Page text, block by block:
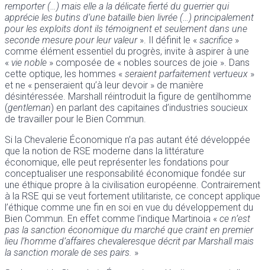
remporter (…) mais elle a la délicate fierté du guerrier qui
apprécie les butins d’une bataille bien livrée (…) principalement
pour les exploits dont ils témoignent et seulement dans une
seconde mesure pour leur valeur». Il définit le « sacrifice »
comme élément essentiel du progrès, invite à aspirer à une
« vie noble » composée de « nobles sources de joie ». Dans
cette optique, les hommes « seraient parfaitement vertueux »
et ne « penseraient qu’à leur devoir » de manière
désintéressée. Marshall réintroduit la figure de gentilhomme
(gentleman) en parlant des capitaines d’industries soucieux
de travailler pour le Bien Commun.
Si la Chevalerie Économique n’a pas autant été développée
que la notion de RSE moderne dans la littérature
économique, elle peut représenter les fondations pour
conceptualiser une responsabilité économique fondée sur
une éthique propre à la civilisation européenne. Contrairement
à la RSE qui se veut fortement utilitariste, ce concept applique
l’éthique comme une fin en soi en vue du développement du
Bien Commun. En effet comme l’indique Martinoia « ce n’est
pas la sanction économique du marché que craint en premier
lieu l’homme d’affaires chevaleresque décrit par Marshall mais
la sanction morale de ses pairs. »